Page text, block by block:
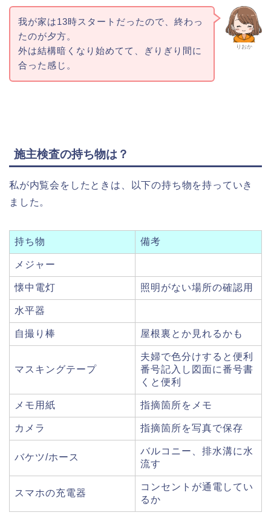
りおか
我が家は13時スタートだったので、終わっ
たのが夕方。
外は結構暗くなり始めてて、ぎりぎり間に
合った感じ。
施主検査の持ち物は？
私が内覧会をしたときは、以下の持ち物を持っていき
ました。
持ち物 備考
メジャー
懐中電灯 照明がない場所の確認用
水平器
自撮り棒 屋根裏とか見れるかも
マスキングテープ
夫婦で色分けすると便利
番号記入し図面に番号書
くと便利
メモ用紙 指摘箇所をメモ
カメラ 指摘箇所を写真で保存
バケツ/ホース
バルコニー、排水溝に水
流す
スマホの充電器
コンセントが通電してい
るか